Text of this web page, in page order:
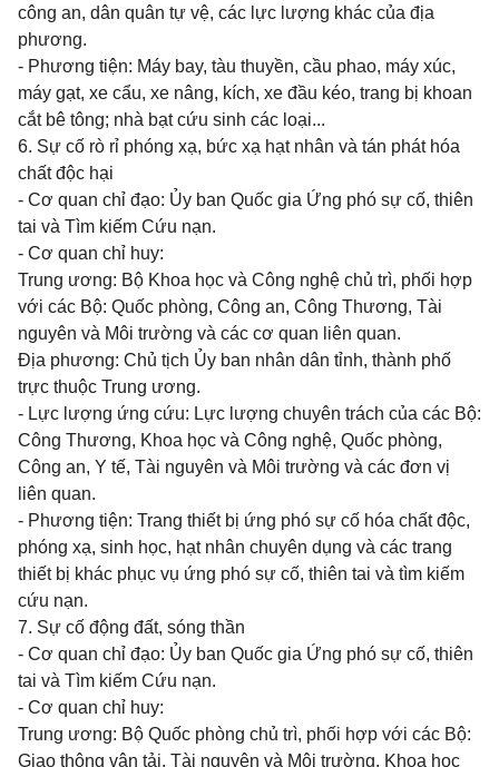
công an, dân quân tự vệ, các lực lượng khác của địa
phương.
- Phương tiện: Máy bay, tàu thuyền, cầu phao, máy xúc,
máy gạt, xe cẩu, xe nâng, kích, xe đầu kéo, trang bị khoan
cắt bê tông; nhà bạt cứu sinh các loại...
6. Sự cố rò rỉ phóng xạ, bức xạ hạt nhân và tán phát hóa
chất độc hại
- Cơ quan chỉ đạo: Ủy ban Quốc gia Ứng phó sự cố, thiên
tai và Tìm kiếm Cứu nạn.
- Cơ quan chỉ huy:
Trung ương: Bộ Khoa học và Công nghệ chủ trì, phối hợp
với các Bộ: Quốc phòng, Công an, Công Thương, Tài
nguyên và Môi trường và các cơ quan liên quan.
Địa phương: Chủ tịch Ủy ban nhân dân tỉnh, thành phố
trực thuộc Trung ương.
- Lực lượng ứng cứu: Lực lượng chuyên trách của các Bộ:
Công Thương, Khoa học và Công nghệ, Quốc phòng,
Công an, Y tế, Tài nguyên và Môi trường và các đơn vị
liên quan.
- Phương tiện: Trang thiết bị ứng phó sự cố hóa chất độc,
phóng xạ, sinh học, hạt nhân chuyên dụng và các trang
thiết bị khác phục vụ ứng phó sự cố, thiên tai và tìm kiếm
cứu nạn.
7. Sự cố động đất, sóng thần
- Cơ quan chỉ đạo: Ủy ban Quốc gia Ứng phó sự cố, thiên
tai và Tìm kiếm Cứu nạn.
- Cơ quan chỉ huy:
Trung ương: Bộ Quốc phòng chủ trì, phối hợp với các Bộ:
Giao thông vận tải, Tài nguyên và Môi trường, Khoa học